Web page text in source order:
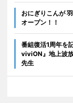
おにぎりこんが
オープン！！
番組復活1周年を
viviON』地上波
先生